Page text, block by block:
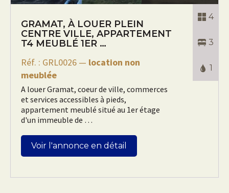
GRAMAT, À LOUER PLEIN
CENTRE VILLE, APPARTEMENT
T4 MEUBLÉ 1ER …
Réf. : GRL0026 — location non
meublée
A louer Gramat, coeur de ville, commerces
et services accessibles à pieds,
appartement meublé situé au 1er étage
d'un immeuble de …
Voir l'annonce en détail
4
3
1